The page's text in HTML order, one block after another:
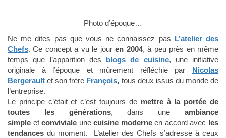
Photo d’époque…
Ne me dites pas que vous ne connaissez pas L’atelier des
Chefs. Ce concept a vu le jouren 2004, à peu près en même
temps que l’apparition des blogs de cuisine, une initiative
originale à l’époque et mûrement réfléchie par Nicolas
Bergerault et son frère François, tous deux issus du monde de
l’entreprise.
Le principe c’était et c’est toujours demettre à la portée de
toutes les générations, dans uneambiance
simple etconviviale unecuisine moderneen accord avec les
tendances du moment. L’atelier des Chefs s’adresse à ceux